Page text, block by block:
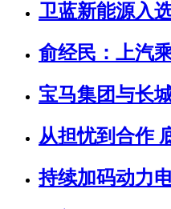
卫蓝新能源入
俞经民：上汽
宝马集团与长
从担忧到合作
持续加码动力